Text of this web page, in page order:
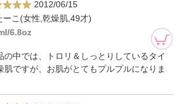
2012/06/15
ーこ(女性,乾燥肌,49才)
6.8oz
の中では、トロリ＆しっとりしているタイ
肌ですが、お肌がとてもプルプルになりま